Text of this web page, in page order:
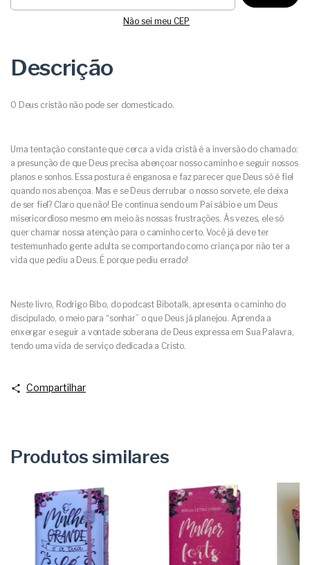
Não sei meu CEP
Descrição
O Deus cristão não pode ser domesticado.
Uma tentação constante que cerca a vida cristã é a inversão do chamado:
a presunção de que Deus precisa abençoar nosso caminho e seguir nossos
planos e sonhos. Essa postura é enganosa e faz parecer que Deus só é fiel
quando nos abençoa. Mas e se Deus derrubar o nosso sorvete, ele deixa
de ser fiel? Claro que não! Ele continua sendo um Pai sábio e um Deus
misericordioso mesmo em meio às nossas frustrações. Às vezes, ele só
quer chamar nossa atenção para o caminho certo. Você já deve ter
testemunhado gente adulta se comportando como criança por não ter a
vida que pediu a Deus. É porque pediu errado!
Neste livro, Rodrigo Bibo, do podcast Bibotalk, apresenta o caminho do
discipulado, o meio para “sonhar” o que Deus já planejou. Aprenda a
enxergar e seguir a vontade soberana de Deus expressa em Sua Palavra,
tendo uma vida de serviço dedicada a Cristo.
Compartilhar
Produtos similares